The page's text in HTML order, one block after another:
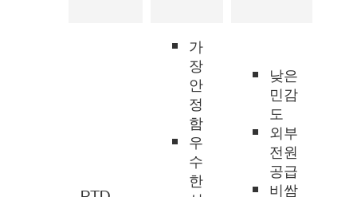
가
장
안
정
함
우
수
한
낮은
민감
도
외부
전원
공급
비쌈